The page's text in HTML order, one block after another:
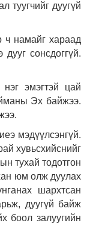
туугчийг дуугүй
намайг хараад
сонсдоггүй.
эмэгтэй цай
Эх байжээ.
мэдүүлсэнгүй.
хувьсхийснийг
тухай тодотгон
юм олж дуулах
шархтсан
дуугүй байж
боол залуугийн